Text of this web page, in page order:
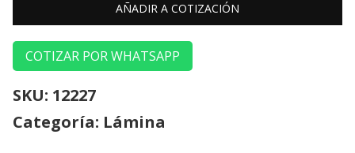
AÑADIR A COTIZACIÓN
COTIZAR POR WHATSAPP
SKU: 12227
Categoría: Lámina